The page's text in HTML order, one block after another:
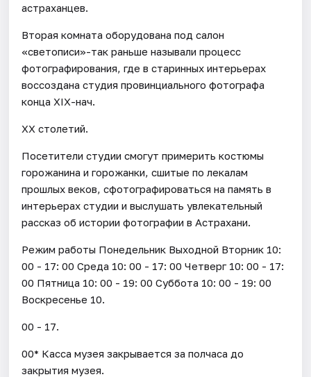
астраханцев.
Вторая комната оборудована под салон
«светописи»-так раньше называли процесс
фотографирования, где в старинных интерьерах
воссоздана студия провинциального фотографа
конца XIX-нач.
XX столетий.
Посетители студии смогут примерить костюмы
горожанина и горожанки, сшитые по лекалам
прошлых веков, сфотографироваться на память в
интерьерах студии и выслушать увлекательный
рассказ об истории фотографии в Астрахани.
Режим работы Понедельник Выходной Вторник 10:
00 - 17: 00 Среда 10: 00 - 17: 00 Четверг 10: 00 - 17:
00 Пятница 10: 00 - 19: 00 Суббота 10: 00 - 19: 00
Воскресенье 10.
00 - 17.
00* Касса музея закрывается за полчаса до
закрытия музея.